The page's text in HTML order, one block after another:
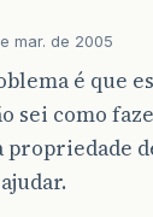
mar. de 2005
é que
sei como
propriedade